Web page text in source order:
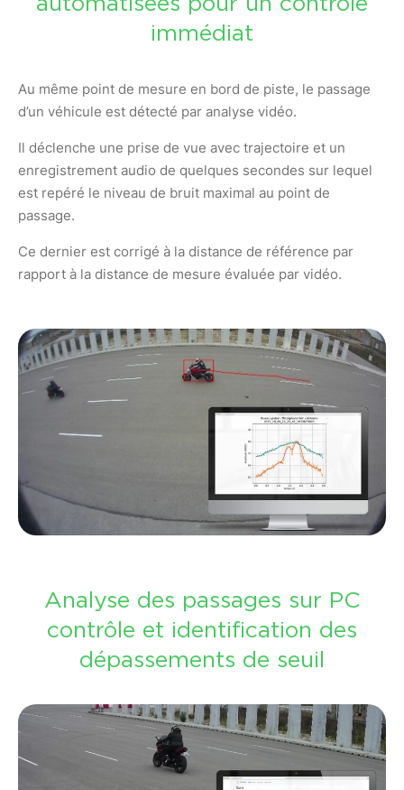
immédiat
Au même point de mesure en bord de piste, le passage
d’un véhicule est détecté par analyse vidéo.
Il déclenche une prise de vue avec trajectoire et un
enregistrement audio de quelques secondes sur lequel
est repéré le niveau de bruit maximal au point de
passage.
Ce dernier est corrigé à la distance de référence par
rapport à la distance de mesure évaluée par vidéo.
Analyse des passages sur PC
contrôle et identification des
dépassements de seuil